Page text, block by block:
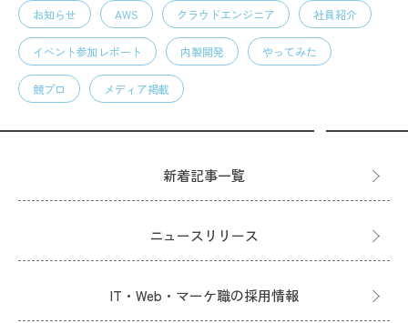
お知らせ AWS クラウドエンジニア 社員紹介
イベント参加レポート 内製開発 やってみた
競プロ メディア掲載
新着記事一覧
ニュースリリース
IT・Web・マーケ職の採用情報